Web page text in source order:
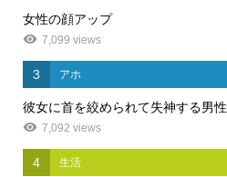
女性の顔アップ
7,099 views
3 アホ
彼女に首を絞められて失神する男性
7,092 views
4 生活